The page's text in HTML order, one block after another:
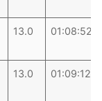
13.0 01:08:52
13.0 01:09:12